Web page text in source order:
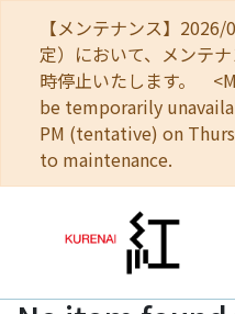
【メンテナンス】
定）において、メンテ
時停止いたします。
be temporarily
PM (tentative) on
to maintenance.